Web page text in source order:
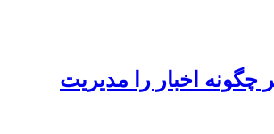
چگونه اخبار را مدیریت